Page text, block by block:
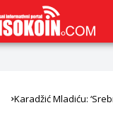
Karadžić Mladiću: